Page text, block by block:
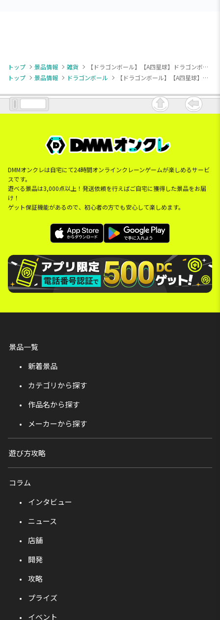
トップ 景品情報 雑貨
【ドラゴンボール】【A四星球】ドラゴンボール ラウンドタオルケット
トップ
景品情報 ドラゴンボール 【ドラゴンボール】【A四星球】ドラゴンボール ラウンドタオルケット
DMMオンクレは自宅にて24時間オンラインクレーンゲームが楽しめるサービ
スです。
遊べる景品は3,000点以上！発送依頼を行えばご自宅に獲得した景品をお届
け！
ゲット保証機能があるので、初心者の方でも安心して楽しめます。
景品一覧
新着景品
カテゴリから探す
作品名から探す
メーカーから探す
遊び方攻略
コラム
インタビュー
ニュース
店舗
開発
攻略
プライズ
イベント